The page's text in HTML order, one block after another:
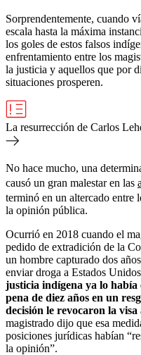
Sorprendentemente, cuando
escala hasta la máxima
los goles de estos falsos
enfrentamiento entre los
la justicia y aquellos que por
situaciones prosperen.
La resurrección de Carlos
No hace mucho, una
causó un gran malestar en las
terminó en un altercado entre
la opinión pública.
Ocurrió en 2018 cuando el
pedido de extradición de la
un hombre capturado dos
enviar droga a Estados
justicia indígena ya lo había
pena de diez años en un
decisión le revocaron la visa
magistrado dijo que esa
posiciones jurídicas habían
la opinión”.